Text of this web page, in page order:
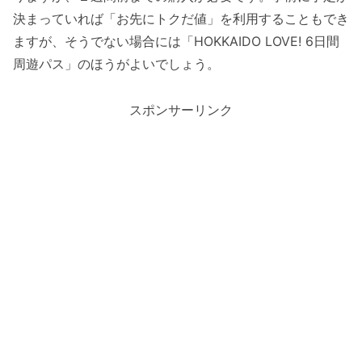
決まっていれば「お先にトクだ値」を利用することもでき
ますが、そうでない場合には「HOKKAIDO LOVE! 6日間
周遊パス」のほうがよいでしょう。
スポンサーリンク